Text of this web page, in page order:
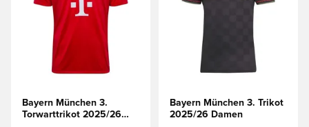
Bayern München 3.
Torwarttrikot 2025/26
Bayern München 3. Trikot
2025/26 Damen